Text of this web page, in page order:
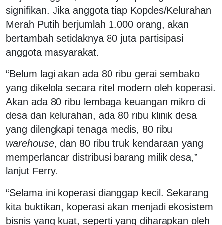
signifikan. Jika anggota tiap Kopdes/Kelurahan
Merah Putih berjumlah 1.000 orang, akan
bertambah setidaknya 80 juta partisipasi
anggota masyarakat.
“Belum lagi akan ada 80 ribu gerai sembako
yang dikelola secara ritel modern oleh koperasi.
Akan ada 80 ribu lembaga keuangan mikro di
desa dan kelurahan, ada 80 ribu klinik desa
yang dilengkapi tenaga medis, 80 ribu
warehouse, dan 80 ribu truk kendaraan yang
memperlancar distribusi barang milik desa,”
lanjut Ferry.
“Selama ini koperasi dianggap kecil. Sekarang
kita buktikan, koperasi akan menjadi ekosistem
bisnis yang kuat, seperti yang diharapkan oleh